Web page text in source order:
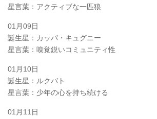
星言葉：アクティブな一匹狼
01月09日
誕生星：カッパ・キュグニー
星言葉：嗅覚鋭いコミュニティ性
01月10日
誕生星：ルクバト
星言葉：少年の心を持ち続ける
01月11日